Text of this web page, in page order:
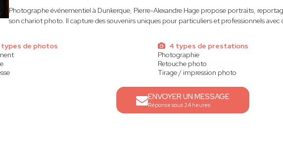
Photographe événementiel à Dunkerque, Pierre-Alexandre Hage propose portraits,
son chariot photo. Il capture des souvenirs uniques pour particuliers et professionnels avec
types de photos
4 types de prestations
Photographie
Retouche photo
Tirage / impression photo
ENVOYER UN MESSAGE
Réponse sous 24 heures